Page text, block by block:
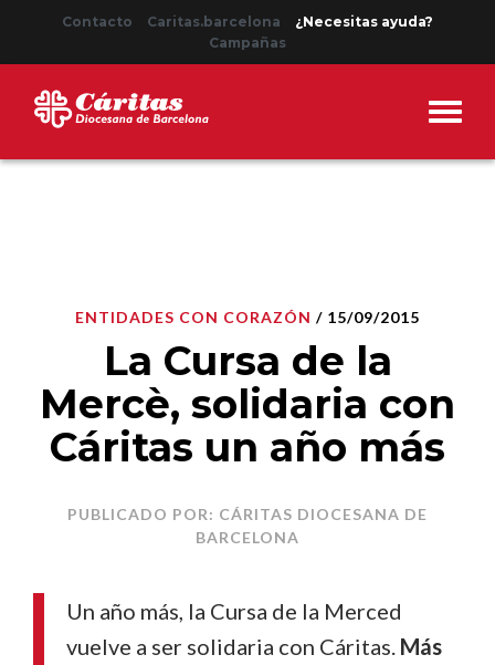
Contacto Caritas.barcelona
¿Necesitas ayuda?
Campañas
ENTIDADES CON CORAZÓN / 15/09/2015
La Cursa de la
Mercè, solidaria con
Cáritas un año más
PUBLICADO POR: CÁRITAS DIOCESANA DE
BARCELONA
Un año más, la Cursa de la Merced
vuelve a ser solidaria con Cáritas. Más